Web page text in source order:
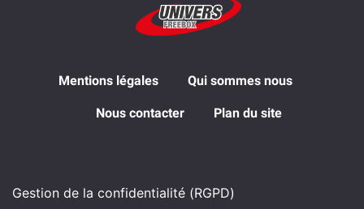
Mentions légales Qui sommes nous
Nous contacter Plan du site
Gestion de la confidentialité (RGPD)